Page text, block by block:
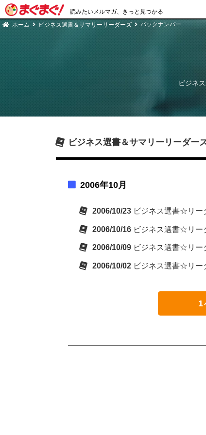
読みたいメルマガ、きっと見つかる
ホーム ビジネス選書＆サマリーリーダーズ バックナンバー
ビジネ
ビジネス選書＆サマリーリーダー
2006年10月
2006/10/23 ビジネス選書☆リー
2006/10/16 ビジネス選書☆リー
2006/10/09 ビジネス選書☆リー
2006/10/02 ビジネス選書☆リー
1